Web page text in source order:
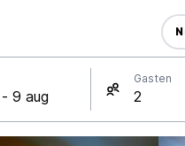
Gasten